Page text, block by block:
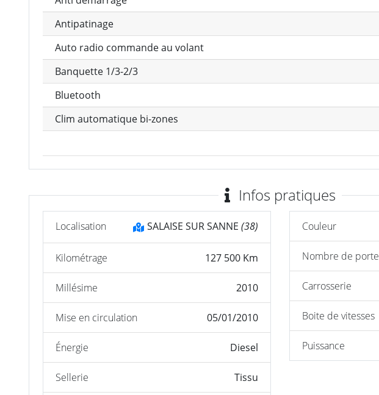
Antipatinage
Auto radio commande au volant
Banquette 1/3-2/3
Bluetooth
Clim automatique bi-zones
Infos pratiques
Localisation SALAISE SUR SANNE (38)
Kilométrage 127 500 Km
Millésime 2010
Mise en circulation 05/01/2010
Énergie Diesel
Sellerie Tissu
Couleur
Nombre de porte
Carrosserie
Boite de vitesses
Puissance